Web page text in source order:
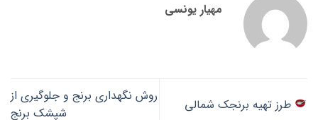
مهیار یونسی
طرز تهیه برنجک شمالی
روش نگهداری برنج و جلوگیری از
شپشک برنج